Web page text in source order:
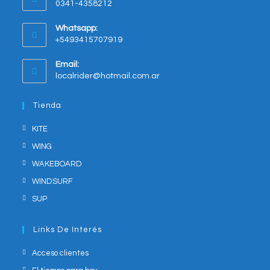
new
tab
0341-4358212
Whatsapp:
+5493415707919
in
Email:
localrider@hotmail.com.arOpens
Tienda
KITE
WING
WAKEBOARD
WINDSURF
SUP
Links De Interés
Acceso clientes